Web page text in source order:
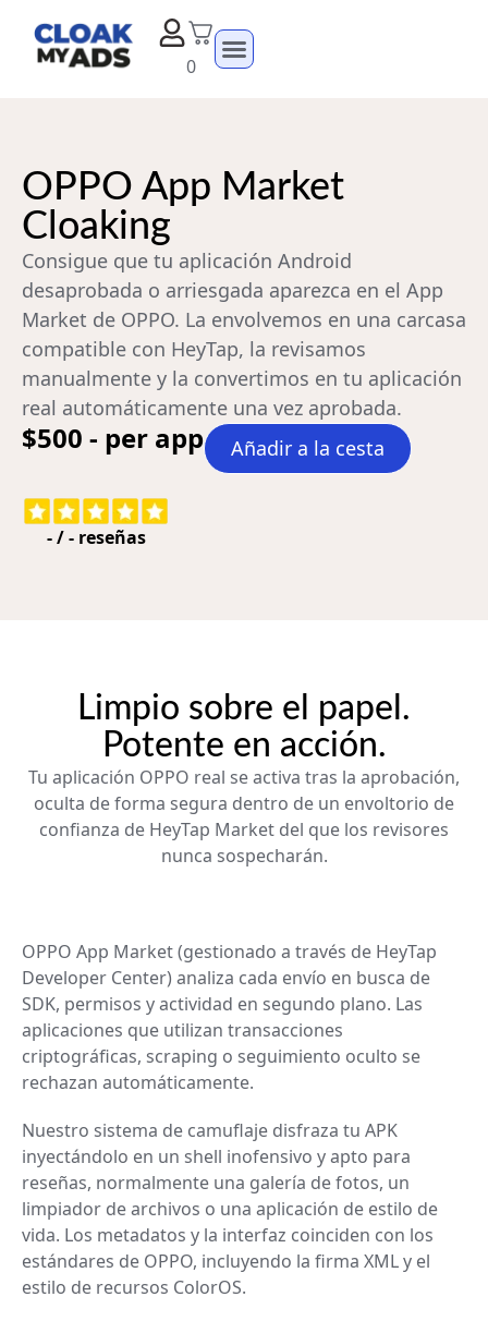
0
OPPO App Market
Cloaking
Consigue que tu aplicación Android
desaprobada o arriesgada aparezca en el App
Market de OPPO. La envolvemos en una carcasa
compatible con HeyTap, la revisamos
manualmente y la convertimos en tu aplicación
real automáticamente una vez aprobada.
$500 - per app Añadir a la cesta
-/- reseñas
Limpio sobre el papel.
Potente en acción.
Tu aplicación OPPO real se activa tras la aprobación,
oculta de forma segura dentro de un envoltorio de
confianza de HeyTap Market del que los revisores
nunca sospecharán.
OPPO App Market (gestionado a través de HeyTap
Developer Center) analiza cada envío en busca de
SDK, permisos y actividad en segundo plano. Las
aplicaciones que utilizan transacciones
criptográficas, scraping o seguimiento oculto se
rechazan automáticamente.
Nuestro sistema de camuflaje disfraza tu APK
inyectándolo en un shell inofensivo y apto para
reseñas, normalmente una galería de fotos, un
limpiador de archivos o una aplicación de estilo de
vida. Los metadatos y la interfaz coinciden con los
estándares de OPPO, incluyendo la firma XML y el
estilo de recursos ColorOS.